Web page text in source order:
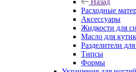
Назад
Расходные
Аксессуары
Жидкости для
Масло для
Разделители
Типсы
Формы